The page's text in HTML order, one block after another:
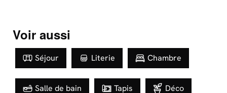
Voir aussi
Séjour Literie Chambre
Salle de bain Tapis Déco